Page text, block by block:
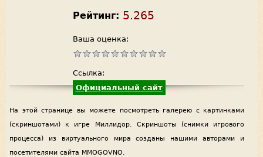
Рейтинг: 5.265
Ваша оценка:
Ссылка:
Официальный сайт
На этой странице вы можете посмотреть галерею с картинками
(скриншотами) к игре Миллидор. Скриншоты (снимки игрового
процесса) из виртуального мира созданы нашими авторами и
посетителями сайта MMOGOVNO.